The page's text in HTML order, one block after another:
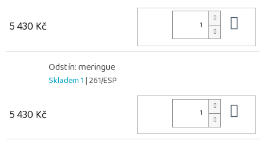
5 430 Kč
Odstín: meringue
Skladem 1| 261/ESP
5 430 Kč